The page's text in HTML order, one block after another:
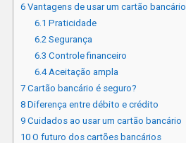
6Vantagens de usar um cartão bancário
6.1 Praticidade
6.2 Segurança
6.3 Controle financeiro
6.4Aceitação ampla
7Cartão bancário é seguro?
8Diferença entre débito e crédito
9Cuidados ao usar um cartão bancário
10O futuro dos cartões bancários